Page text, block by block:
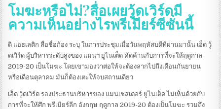
โมฆะหรือไม่?สื่อเผยวู้ดเวิร์ดมี
ความเห็นอย่างไรพรีเมียร์ซีซั่นนี้
ดิ แอธเลติก สื่อชื่อก้อง ระบุ ในการประชุมเมื่อวันพฤหัสบดีที่ผ่านมานั้น เอ็ด วู้
ดเวิร์ด ผู้บริหารระดับสูงของ แมนฯ ยูไนเต็ด คัดค้านกับการที่จะให้ฤดูกาล
2019-20 เป็นโมฆะ โดยเขามองว่าต่อให้จะต้องลากไปถึงเดือนกันยายน
หรือเดือนตุลาคม มันก็ต้องเตะให้จบสถานเดียว
เอ็ด วู้ดเวิร์ด รองประธานบริหารของ แมนเชสเตอร์ ยูไนเต็ด ไม่เห็นด้วยกับ
การที่จะให้ศึก พรีเมียร์ลีก อังกฤษ ฤดูกาล 2019-20 ต้องเป็นโมฆะ รวมถึง